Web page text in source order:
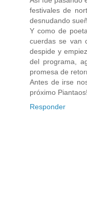
festivales de
desnudando
Y como de
cuerdas se van
despide y
del programa,
promesa de
Antes de irse
próximo
Responder